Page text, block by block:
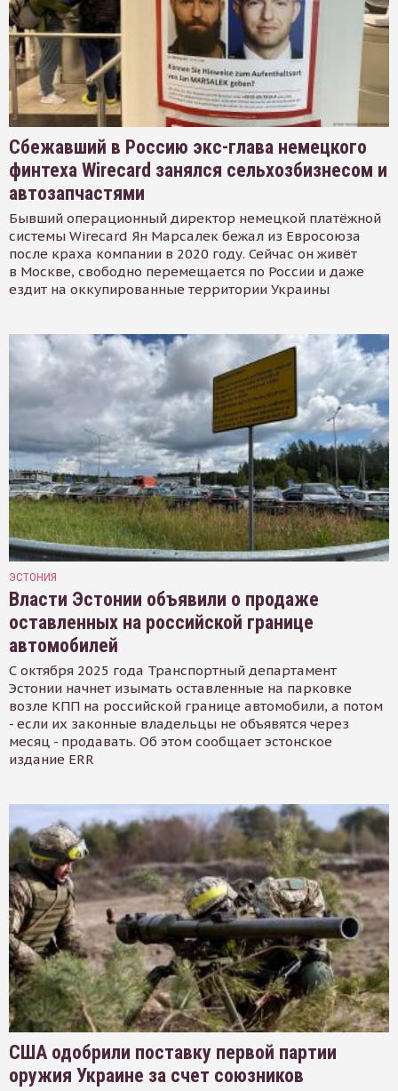
Сбежавший в Россию экс-глава немецкого
финтеха Wirecard занялся сельхозбизнесом и
автозапчастями
Бывший операционный директор немецкой платёжной
системы Wirecard Ян Марсалек бежал из Евросоюза
после краха компании в 2020 году. Сейчас он живёт
в Москве, свободно перемещается по России и даже
ездит на оккупированные территории Украины
ЭСТОНИЯ
Власти Эстонии объявили о продаже
оставленных на российской границе
автомобилей
С октября 2025 года Транспортный департамент
Эстонии начнет изымать оставленные на парковке
возле КПП на российской границе автомобили, а потом
- если их законные владельцы не объявятся через
месяц - продавать. Об этом сообщает эстонское
издание ERR
США одобрили поставку первой партии
оружия Украине за счет союзников